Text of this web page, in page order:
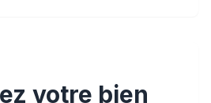
votre bien